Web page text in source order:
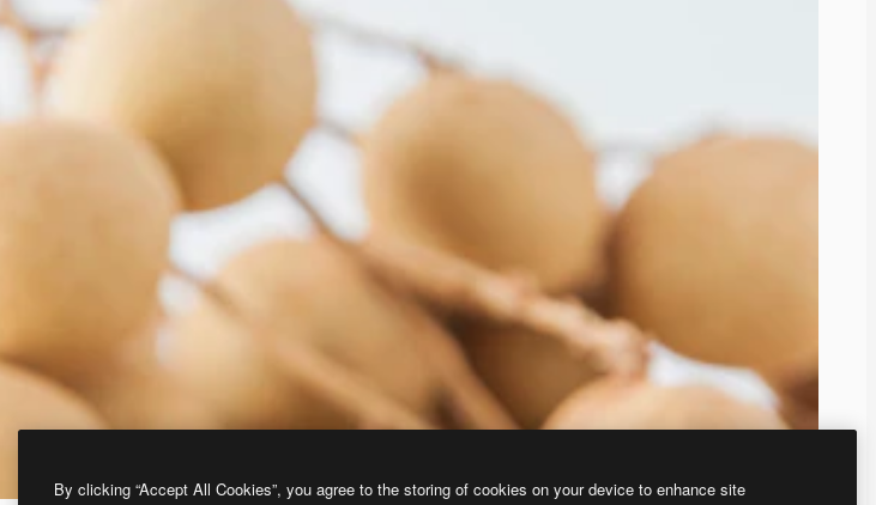
By clicking “Accept All Cookies”, you agree to the storing of cookies on your device to enhance site